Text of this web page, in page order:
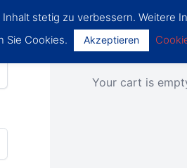
stetig zu verbessern. Weitere
Sie Cookies.
Akzeptieren